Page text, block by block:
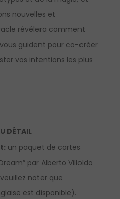
nouvelles et
révélera comment
guident pour co-créer
vos intentions les plus
DÉTAIL
un paquet de cartes
par Alberto Villoldo
noter que
est disponible).